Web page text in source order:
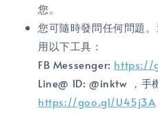
您。
您可隨時發問任何問題
用以下工具：
FB Messenger: https://
Line@ ID: @inktw ，手
https://goo.gl/U45j3A